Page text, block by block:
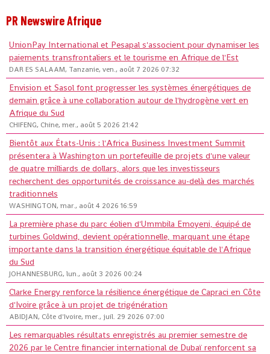
PR Newswire Afrique
UnionPay International et Pesapal s'associent pour dynamiser les
paiements transfrontaliers et le tourisme en Afrique de l'Est
DAR ES SALAAM, Tanzanie, ven., août 7 2026 07:32
Envision et Sasol font progresser les systèmes énergétiques de
demain grâce à une collaboration autour de l'hydrogène vert en
Afrique du Sud
CHIFENG, Chine, mer., août 5 2026 21:42
Bientôt aux États-Unis : l'Africa Business Investment Summit
présentera à Washington un portefeuille de projets d'une valeur
de quatre milliards de dollars, alors que les investisseurs
recherchent des opportunités de croissance au-delà des marchés
traditionnels
WASHINGTON, mar., août 4 2026 16:59
La première phase du parc éolien d'Ummbila Emoyeni, équipé de
turbines Goldwind, devient opérationnelle, marquant une étape
importante dans la transition énergétique équitable de l'Afrique
du Sud
JOHANNESBURG, lun., août 3 2026 00:24
Clarke Energy renforce la résilience énergétique de Capraci en Côte
d'Ivoire grâce à un projet de trigénération
ABIDJAN, Côte d'Ivoire, mer., juil. 29 2026 07:00
Les remarquables résultats enregistrés au premier semestre de
2026 par le Centre financier international de Dubaï renforcent sa